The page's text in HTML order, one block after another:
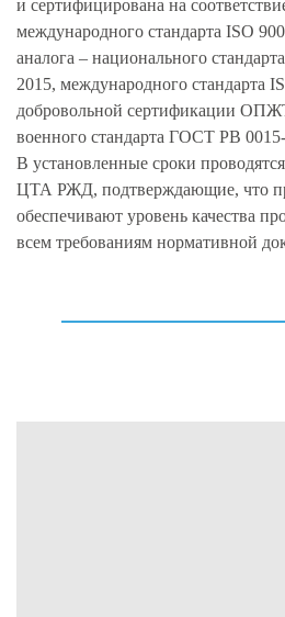
и сертифицирована на
международного стандарта ISO
аналога – национального
2015, международного стандарта
добровольной сертификации
военного стандарта ГОСТ РВ
В установленные сроки
ЦТА РЖД, подтверждающие, что
обеспечивают уровень качества
всем требованиям нормативной